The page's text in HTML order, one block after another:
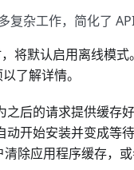
杂工作，简化了
将默认启用离线模式
了解详情。
后的请求提供缓存
开始安装并变成等
除应用程序缓存，